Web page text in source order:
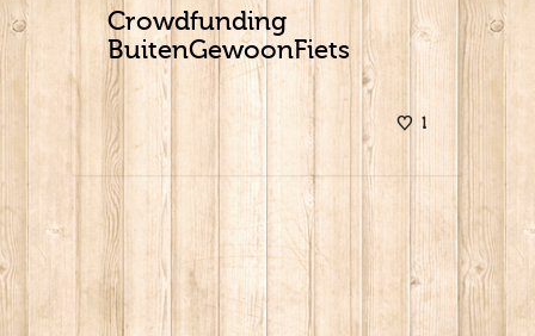
Crowdfunding
BuitenGewoonFiets
1